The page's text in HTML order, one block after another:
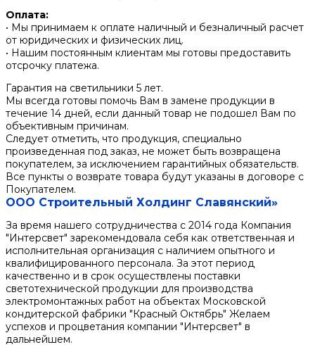
Оплата:
• Мы принимаем к оплате наличный и безналичный расчет
от юридических и физических лиц.
• Нашим постоянным клиентам мы готовы предоставить
отсрочку платежа.
Гарантия на светильники 5 лет.
Мы всегда готовы помочь Вам в замене продукции в
течение 14 дней, если данный товар не подошел Вам по
объективным причинам.
Следует отметить, что продукция, специально
произведенная под заказ, не может быть возвращена
покупателем, за исключением гарантийных обязательств.
Все пункты о возврате товара будут указаны в договоре с
Покупателем.
ООО Строительный Холдинг Славянский»
За время нашего сотрудничества с 2014 года Компания
"Интерсвет" зарекомендовала себя как ответственная и
исполнительная организация с наличием опытного и
квалифицированного персонала. За этот период
качественно и в срок осуществлены поставки
светотехнической продукции для производства
электромонтажных работ на объектах Московской
кондитерской фабрики "Красный Октябрь" Желаем
успехов и процветания компании "Интерсвет" в
дальнейшем.